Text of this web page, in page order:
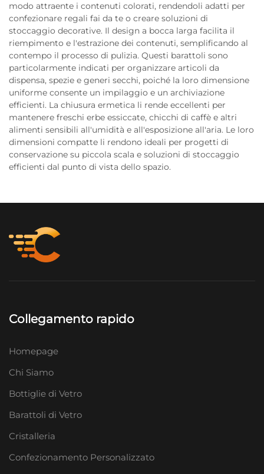
modo attraente i contenuti colorati, rendendoli adatti per
confezionare regali fai da te o creare soluzioni di
stoccaggio decorative. Il design a bocca larga facilita il
riempimento e l'estrazione dei contenuti, semplificando al
contempo il processo di pulizia. Questi barattoli sono
particolarmente indicati per organizzare articoli da
dispensa, spezie e generi secchi, poiché la loro dimensione
uniforme consente un impilaggio e un archiviazione
efficienti. La chiusura ermetica li rende eccellenti per
mantenere freschi erbe essiccate, chicchi di caffè e altri
alimenti sensibili all'umidità e all'esposizione all'aria. Le loro
dimensioni compatte li rendono ideali per progetti di
conservazione su piccola scala e soluzioni di stoccaggio
efficienti dal punto di vista dello spazio.
Collegamento rapido
Homepage
Chi Siamo
Bottiglie di Vetro
Barattoli di Vetro
Cristalleria
Confezionamento Personalizzato